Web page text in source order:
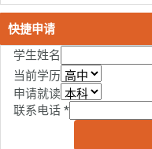
快捷申请
学生姓名
当前学历
申请就读
联系电话 *